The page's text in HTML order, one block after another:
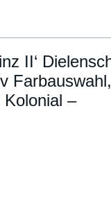
II‘
Farbauswahl,
–